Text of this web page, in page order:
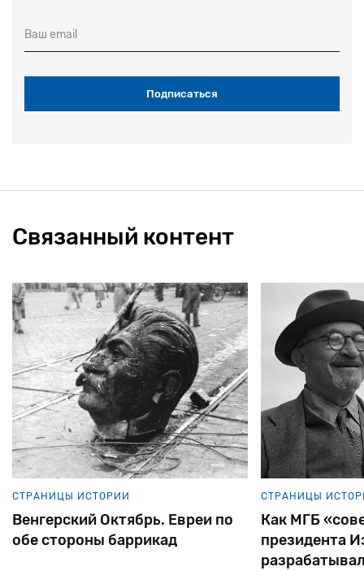
Ваш email
Связанный контент
СТРАНИЦЫ ИСТОРИИ
Как МГБ «советскую» сестру
президента Израиля
СТРАНИЦЫ
Как
едва не
сталинского